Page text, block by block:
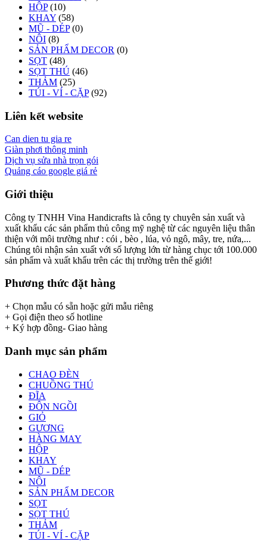
HỘP (10)
KHAY (58)
MŨ - DÉP (0)
NÔI (8)
SẢN PHẨM DECOR (0)
SỌT (48)
SỌT THÚ (46)
THẢM (25)
TÚI - VÍ - CẶP (92)
Liên kết website
Can dien tu gia re
Giàn phơi thông minh
Dịch vụ sửa nhà trọn gói
Quảng cáo google giá rẻ
Giới thiệu
Công ty TNHH Vina Handicrafts là công ty chuyên sản xuất và
xuất khẩu các sản phẩm thủ công mỹ nghệ từ các nguyên liệu thân
thiện với môi trường như : cói , bèo , lúa, vỏ ngô, mây, tre, nứa,...
Chúng tôi nhận sản xuất với số lượng lớn từ hàng chục tới 100.000
sản phẩm và xuất khẩu trên các thị trường trên thế giới!
Phương thức đặt hàng
+ Chọn mẫu có sẵn hoặc gửi mẫu riêng
+ Gọi điện theo số hotline
+ Ký hợp đồng- Giao hàng
Danh mục sản phẩm
CHAO ĐÈN
CHUỒNG THÚ
ĐĨA
ĐÔN NGỒI
GIỎ
GƯƠNG
HÀNG MAY
HỘP
KHAY
MŨ - DÉP
NÔI
SẢN PHẨM DECOR
SỌT
SỌT THÚ
THẢM
TÚI - VÍ - CẶP